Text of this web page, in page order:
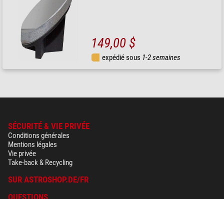
149,00 $
expédié sous 1-2 semaines
SÉCURITÉ & VIE PRIVÉE
Conditions générales
Mentions légales
Vie privée
Take-back & Recycling
SUR ASTROSHOP.DE/FR